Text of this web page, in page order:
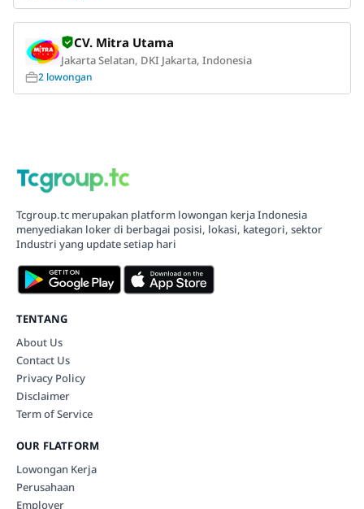
CV. Mitra Utama
Jakarta Selatan, DKI Jakarta, Indonesia
2 lowongan
Tcgroup.tc merupakan platform lowongan kerja Indonesia
menyediakan loker di berbagai posisi, lokasi, kategori, sektor
Industri yang update setiap hari
TENTANG
About Us
Contact Us
Privacy Policy
Disclaimer
Term of Service
OUR FLATFORM
Lowongan Kerja
Perusahaan
Employer